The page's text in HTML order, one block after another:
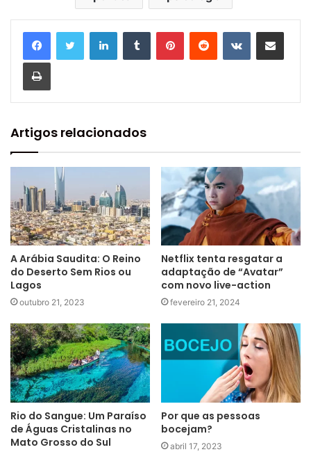
Artigos relacionados
A Arábia Saudita: O Reino
do Deserto Sem Rios ou
Lagos
outubro 21, 2023
Netflix tenta resgatar a
adaptação de “Avatar”
com novo live-action
fevereiro 21, 2024
Rio do Sangue: Um Paraíso
de Águas Cristalinas no
Mato Grosso do Sul
Por que as pessoas
bocejam?
abril 17, 2023